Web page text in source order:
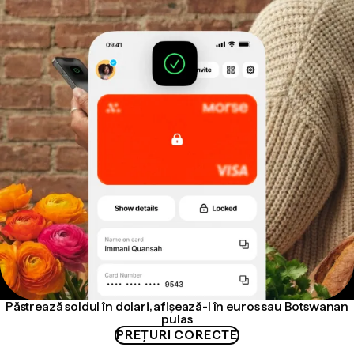
Păstrează soldul în dolari, afișează-l în euros sau Botswanan
pulas
PREȚURI CORECTE